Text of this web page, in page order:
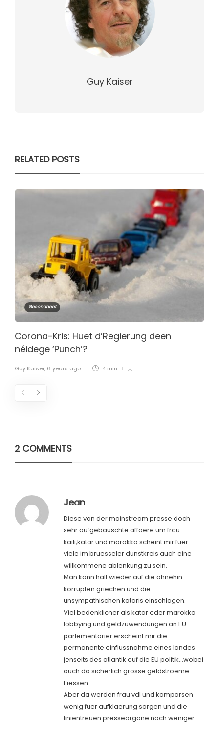
Guy Kaiser
RELATED POSTS
Gesondheet
Corona-Kris: Huet d’Regierung deen
néidege ‘Punch’?
Guy Kaiser, 6 years ago 4 min
2 COMMENTS
Jean
Diese von der mainstream presse doch
sehr aufgebauschte affaere um frau
kaili,katar und marokko scheint mir fuer
viele im bruesseler dunstkreis auch eine
willkommene ablenkung zu sein.
Man kann halt wieder auf die ohnehin
korrupten griechen und die
unsympathischen kataris einschlagen.
Viel bedenklicher als katar oder marokko
lobbying und geldzuwendungen an EU
parlementarier erscheint mir die
permanente einflussnahme eines landes
jenseits des atlantik auf die EU politik…wobei
auch da sicherlich grosse geldstroeme
fliessen.
Aber da werden frau vdl und komparsen
wenig fuer aufklaerung sorgen und die
linientreuen presseorgane noch weniger.